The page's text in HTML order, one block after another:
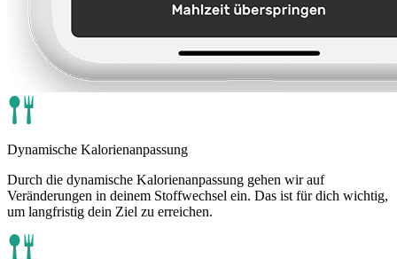
Dynamische Kalorienanpassung
Durch die dynamische Kalorienanpassung gehen wir auf
Veränderungen in deinem Stoffwechsel ein. Das ist für dich wichtig,
um langfristig dein Ziel zu erreichen.